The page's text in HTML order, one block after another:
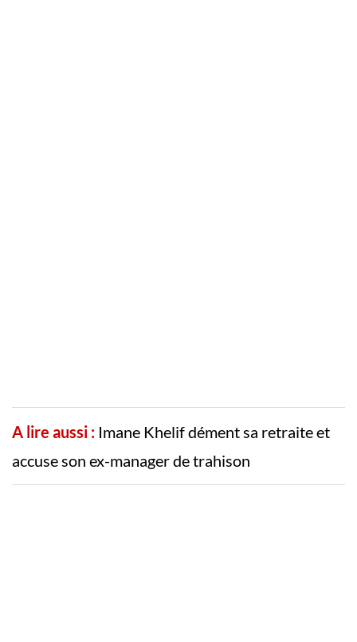
A lire aussi : Imane Khelif dément sa retraite et
accuse son ex-manager de trahison